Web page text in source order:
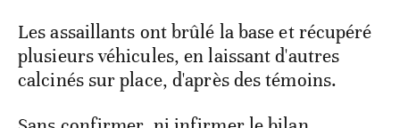
Les assaillants ont brûlé la base et récupéré
plusieurs véhicules, en laissant d'autres
calcinés sur place, d'après des témoins.